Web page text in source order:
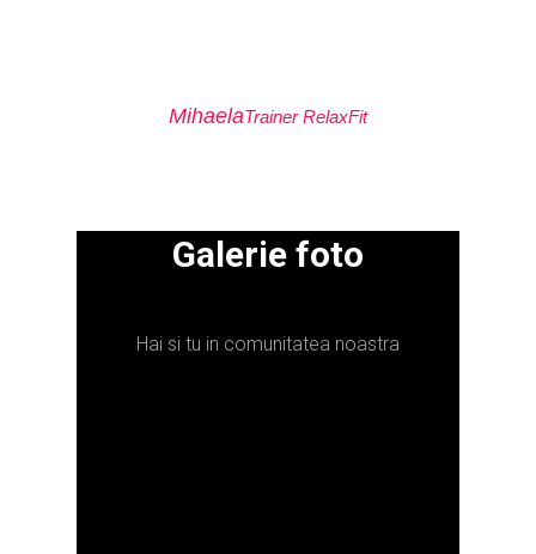
MihaelaTrainer RelaxFit
Galerie foto
Hai si tu in comunitatea noastra